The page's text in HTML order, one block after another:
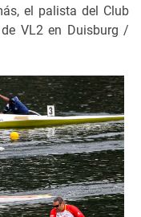
el palista del Club
VL2 en Duisburg /